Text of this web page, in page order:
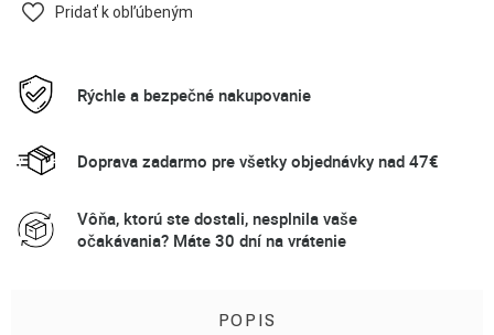
Pridať k obľúbeným
Rýchle a bezpečné nakupovanie
Doprava zadarmo pre všetky objednávky nad 47€
Vôňa, ktorú ste dostali, nesplnila vaše
očakávania? Máte 30 dní na vrátenie
POPIS